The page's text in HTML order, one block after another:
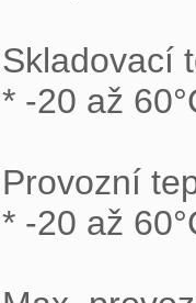
Skladovací
* -20 až
Provozní
* -20 až